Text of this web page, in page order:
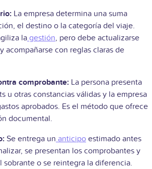
La empresa determina una suma
el destino o la categoría del viaje.
la gestión, pero debe actualizarse
acompañarse con reglas claras de
comprobante: La persona presenta
u otras constancias válidas y la empresa
aprobados. Es el método que ofrece
documental.
Se entrega un anticipo estimado antes
se presentan los comprobantes y
sobrante o se reintegra la diferencia.